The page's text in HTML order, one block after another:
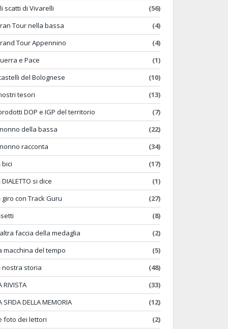
scatti di Vivarelli
(56)
Tour nella bassa
(4)
Tour Appennino
(4)
e Pace
(1)
del Bolognese
(10)
tesori
(13)
DOP e IGP del territorio
(7)
della bassa
(22)
racconta
(34)
bici
(17)
DIALETTO si dice
(1)
giro con Track Guru
(27)
(8)
faccia della medaglia
(2)
macchina del tempo
(5)
nostra storia
(48)
RIVISTA
(33)
SFIDA DELLA MEMORIA
(12)
foto dei lettori
(2)